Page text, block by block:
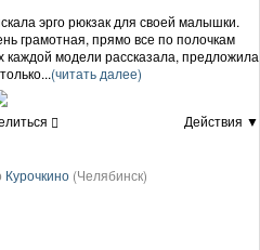
эрго рюкзак для своей малышки.
грамотная, прямо все по полочкам
модели рассказала, предложила
(читать далее)
Действия ▼
Курочкино (Челябинск)